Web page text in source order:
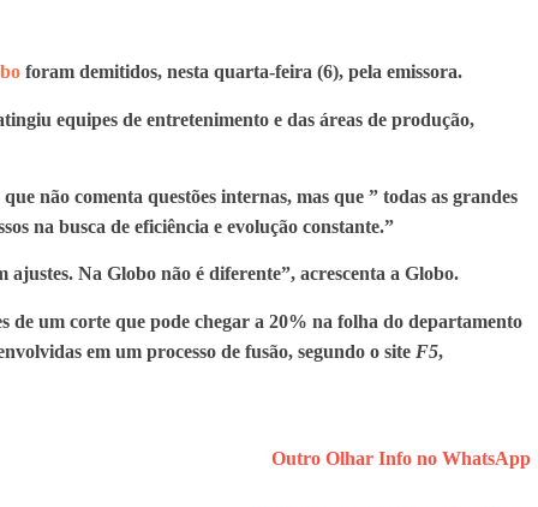
foram demitidos, nesta quarta-feira (6), pela emissora.
equipes de entretenimento e das áreas de produção,
não comenta questões internas, mas que ” todas as grandes
na busca de eficiência e evolução constante.”
ajustes. Na Globo não é diferente”, acrescenta a Globo.
de um corte que pode chegar a 20% na folha do departamento
em um processo de fusão, segundo o site F5,
Outro Olhar Info no WhatsApp